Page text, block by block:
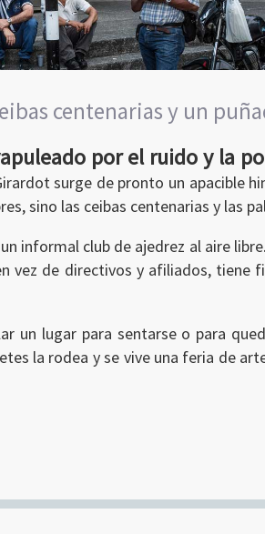
centenarias y un
por el ruido y la
surge de pronto un apacible
sino las ceibas centenarias y las
informal club de ajedrez al aire
vez de directivos y afiliados, tiene
un lugar para sentarse o para
la rodea y se vive una feria de